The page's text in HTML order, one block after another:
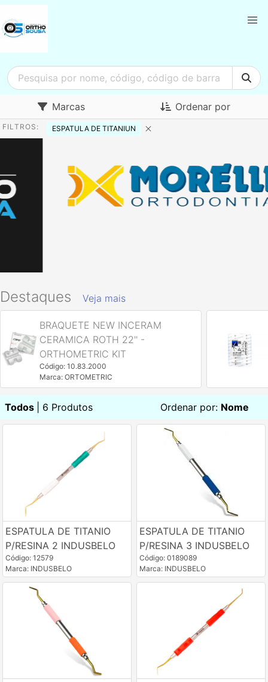
Marcas Ordenar por
FILTROS: ESPATULA DE TITANIUN
Destaques Veja mais
BRAQUETE NEW INCERAM
CERAMICA ROTH 22'' -
ORTHOMETRIC KIT
Código: 10.83.2000
Marca: ORTOMETRIC
Todos | 6 Produtos Ordenar por: Nome
ESPATULA DE TITANIO
P/RESINA 2 INDUSBELO
Código: 12579
Marca: INDUSBELO
ESPATULA DE TITANIO
P/RESINA 3 INDUSBELO
Código: 0189089
Marca: INDUSBELO